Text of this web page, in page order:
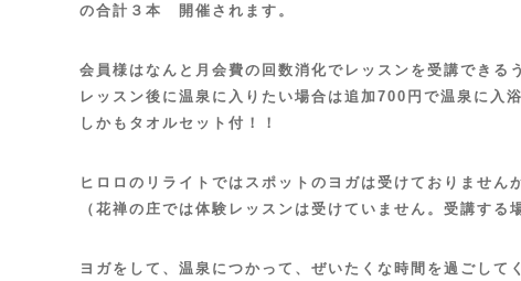
の合計３本 開催されます。
会員様はなんと月会費の回数消化でレッスンを受講できる
レッスン後に温泉に入りたい場合は追加700円で温泉に入浴
しかもタオルセット付！！
ヒロロのリライトではスポットのヨガは受けておりませ
（花禅の庄では体験レッスンは受けていません。受講する
ヨガをして、温泉につかって、ぜいたくな時間を過ごして